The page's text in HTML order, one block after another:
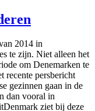
2014 in
te zijn. Niet alleen het
om Denemarken te
recente persbericht
gezinnen gaan in de
dan vooral in
ziet bij deze